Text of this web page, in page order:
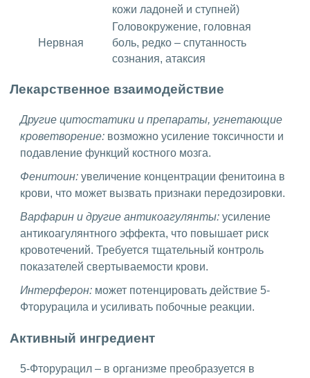
кожи ладоней и ступней)
Нервная
Головокружение, головная
боль, редко – спутанность
сознания, атаксия
Лекарственное взаимодействие
Другие цитостатики и препараты, угнетающие
кроветворение: возможно усиление токсичности и
подавление функций костного мозга.
Фенитоин: увеличение концентрации фенитоина в
крови, что может вызвать признаки передозировки.
Варфарин и другие антикоагулянты: усиление
антикоагулянтного эффекта, что повышает риск
кровотечений. Требуется тщательный контроль
показателей свертываемости крови.
Интерферон: может потенцировать действие 5-
Фторурацила и усиливать побочные реакции.
Активный ингредиент
5-Фторурацил – в организме преобразуется в